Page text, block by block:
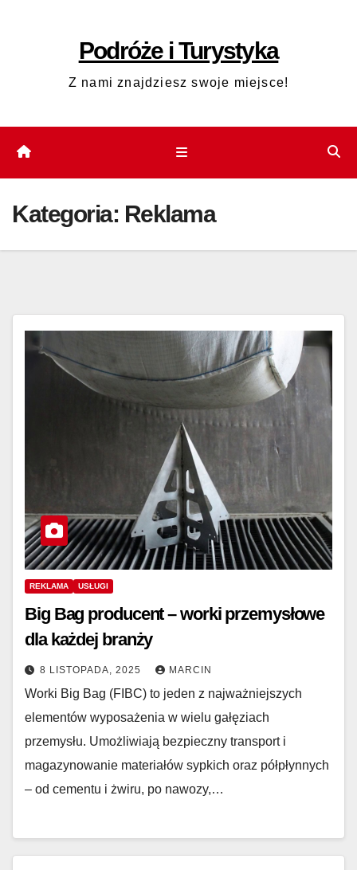
Podróże i Turystyka
Z nami znajdziesz swoje miejsce!
Kategoria: Reklama
REKLAMA USŁUGI
Big Bag producent – worki przemysłowe
dla każdej branży
8 LISTOPADA, 2025 MARCIN
Worki Big Bag (FIBC) to jeden z najważniejszych
elementów wyposażenia w wielu gałęziach
przemysłu. Umożliwiają bezpieczny transport i
magazynowanie materiałów sypkich oraz półpłynnych
– od cementu i żwiru, po nawozy,…